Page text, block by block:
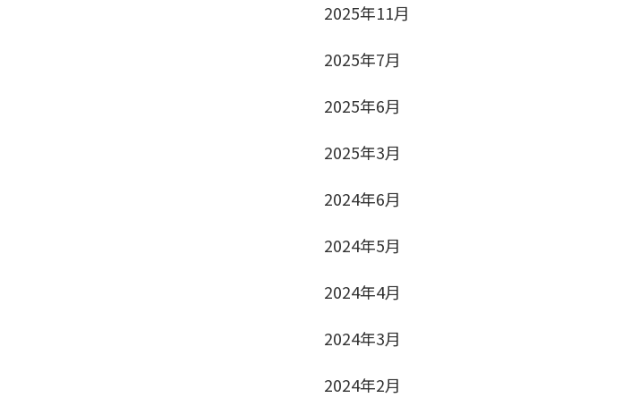
2025年11月
2025年7月
2025年6月
2025年3月
2024年6月
2024年5月
2024年4月
2024年3月
2024年2月